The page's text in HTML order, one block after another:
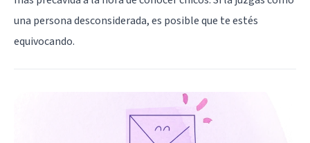
una persona desconsiderada, es posible que te estés
equivocando.